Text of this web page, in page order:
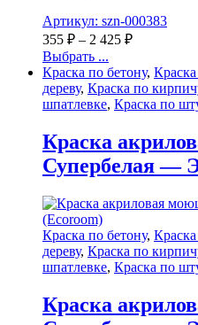
Артикул: szn-000383
355 ₽ – 2 425 ₽
Выбрать ...
Краска по бетону,
дереву, Краска по
шпатлевке, Краска по
Краска
Супербелая —
Краска по бетону,
дереву, Краска по
шпатлевке, Краска по
Краска